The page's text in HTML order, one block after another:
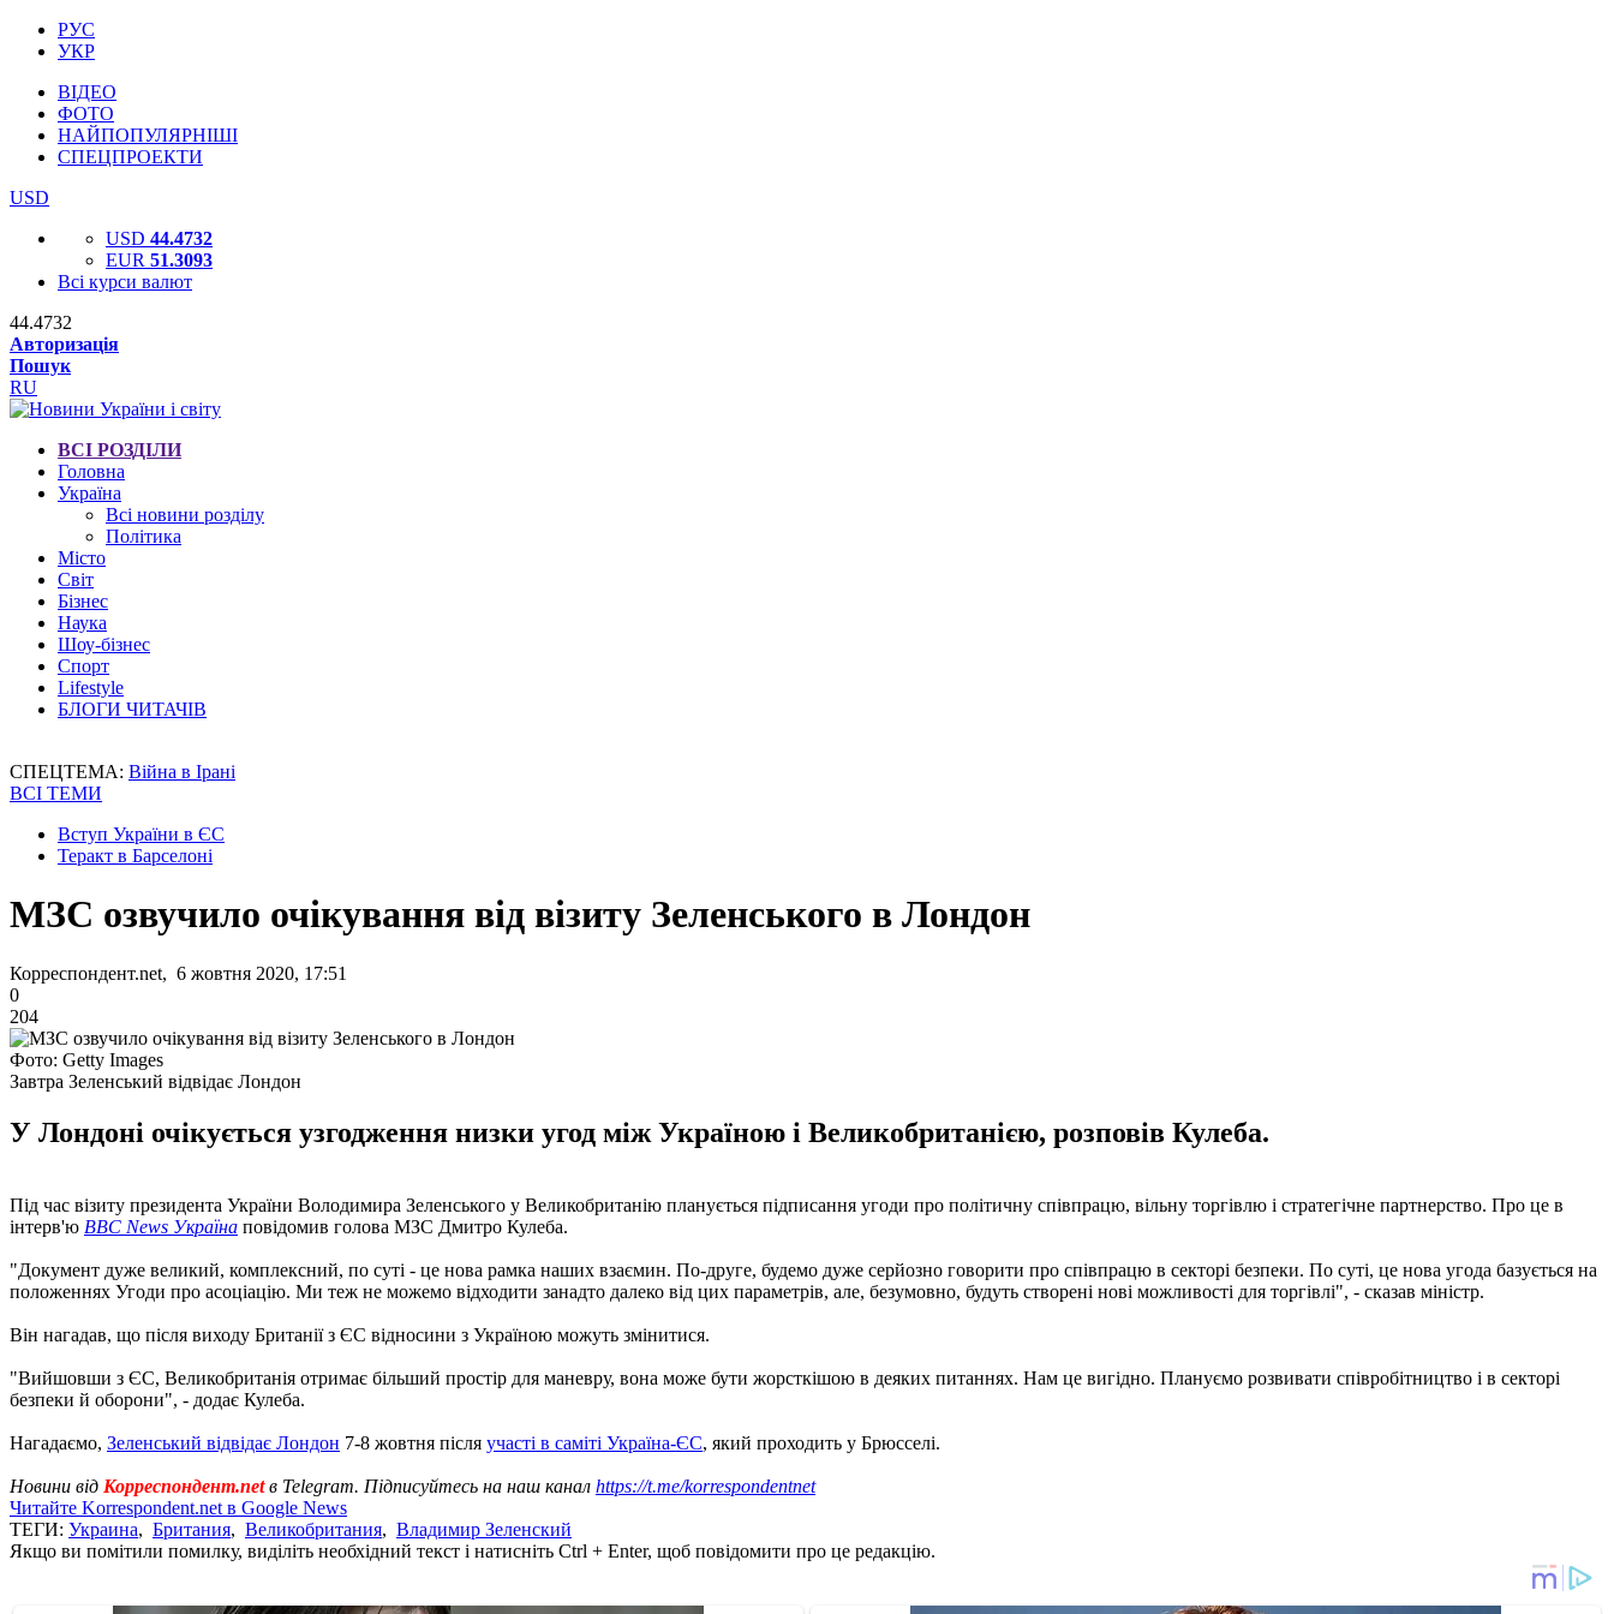
РУС
УКР
ВІДЕО
ФОТО
НАЙПОПУЛЯРНІШІ
СПЕЦПРОЕКТИ
USD
USD 44.4732
EUR 51.3093
Всі курси валют
44.4732
Авторизація
Пошук
RU
ВСІ РОЗДІЛИ
Головна
Україна
Всі новини розділу
Політика
Місто
Світ
Бізнес
Наука
Шоу-бізнес
Спорт
Lifestyle
БЛОГИ ЧИТАЧІВ
СПЕЦТЕМА: Війна в Ірані
ВСІ ТЕМИ
Вступ України в ЄС
Теракт в Барселоні
МЗС озвучило очікування від візиту Зеленського в Лондон
Корреспондент.net, 6 жовтня 2020, 17:51
0
204
Фото: Getty Images
Завтра Зеленський відвідає Лондон
У Лондоні очікується узгодження низки угод між Україною і Великобританією, розповів Кулеба.
Під час візиту президента України Володимира Зеленського у Великобританію планується підписання угоди про політичну співпрацю, вільну торгівлю і стратегічне партнерство. Про це в
інтерв'ю BBC News Україна повідомив голова МЗС Дмитро Кулеба.
"Документ дуже великий, комплексний, по суті - це нова рамка наших взаємин. По-друге, будемо дуже серйозно говорити про співпрацю в секторі безпеки. По суті, це нова угода базується на
положеннях Угоди про асоціацію. Ми теж не можемо відходити занадто далеко від цих параметрів, але, безумовно, будуть створені нові можливості для торгівлі", - сказав міністр.
Він нагадав, що після виходу Британії з ЄС відносини з Україною можуть змінитися.
"Вийшовши з ЄС, Великобританія отримає більший простір для маневру, вона може бути жорсткішою в деяких питаннях. Нам це вигідно. Плануємо розвивати співробітництво і в секторі
безпеки й оборони", - додає Кулеба.
Нагадаємо, Зеленський відвідає Лондон 7-8 жовтня після участі в саміті Україна-ЄС, який проходить у Брюсселі.
Новини від Корреспондент.netв Telegram. Підписуйтесь на наш канал https://t.me/korrespondentnet
Читайте Korrespondent.net в Google News
ТЕГИ: Украина, Британия, Великобритания, Владимир Зеленский
Якщо ви помітили помилку, виділіть необхідний текст і натисніть Ctrl + Enter, щоб повідомити про це редакцію.